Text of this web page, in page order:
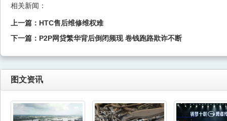
相关新闻：
上一篇： HTC售后维修维权难
下一篇： P2P网贷繁华背后倒闭频现 卷钱跑路欺诈不断
图文资讯